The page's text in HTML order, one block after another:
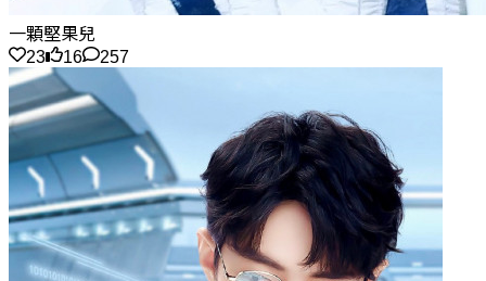
一顆堅果兒
23
16 257